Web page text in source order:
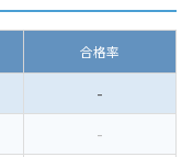
合格率
-
-